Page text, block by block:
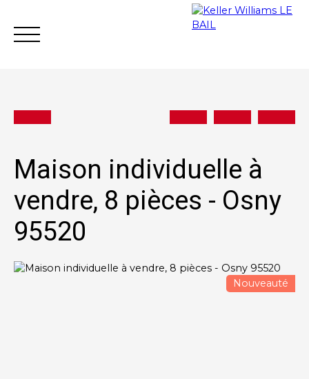
Achat Vente Location Gestion
Maison individuelle à
vendre, 8 pièces - Osny
95520
Nouveauté